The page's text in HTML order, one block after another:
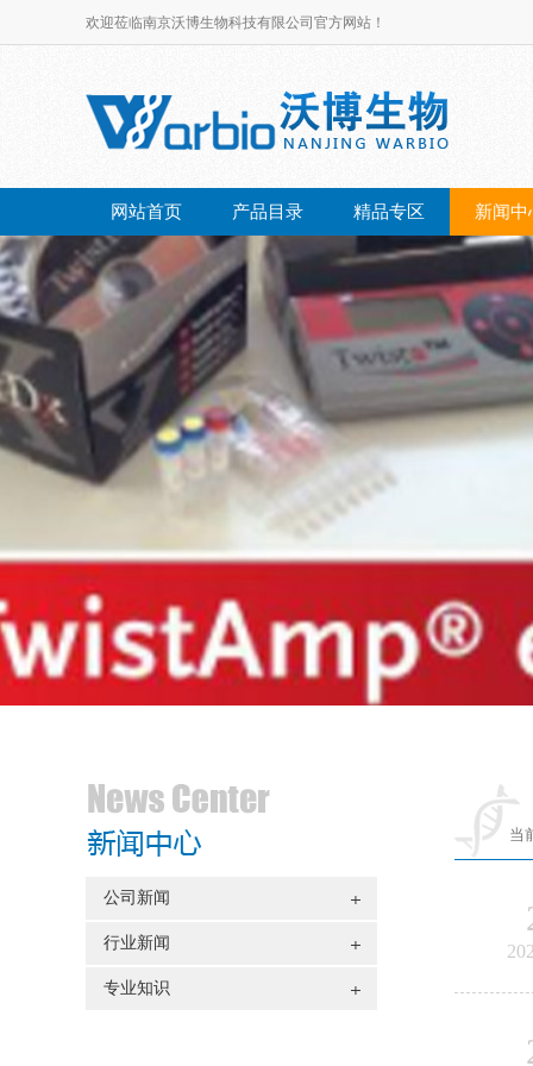
欢迎莅临南京沃博生物科技有限公司官方网站！
网站首页 产品目录 精品专区 新闻中
公司新闻
行业新闻
专业知识
当